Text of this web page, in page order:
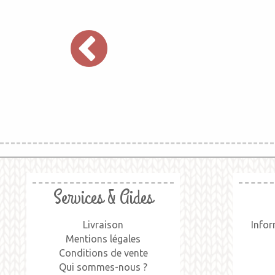
Services & Aides
Livraison
Mentions légales
Conditions de vente
Qui sommes-nous ?